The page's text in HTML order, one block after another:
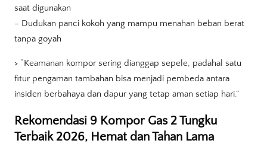
saat digunakan
– Dudukan panci kokoh yang mampu menahan beban berat
tanpa goyah
> “Keamanan kompor sering dianggap sepele, padahal satu
fitur pengaman tambahan bisa menjadi pembeda antara
insiden berbahaya dan dapur yang tetap aman setiap hari.”
Rekomendasi 9 Kompor Gas 2 Tungku
Terbaik 2026, Hemat dan Tahan Lama